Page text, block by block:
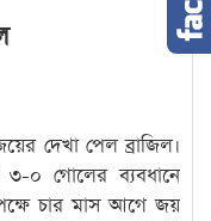
দেখা পেল ব্রাজিল।
৩-০ গোলের ব্যবধানে
চার মাস আগে জয়